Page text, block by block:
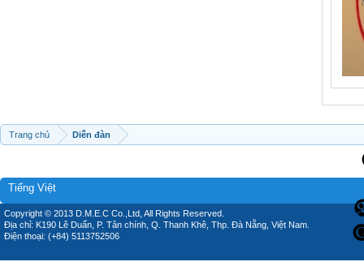
Trang chủ Diễn đàn
Tiếng Việt
Copyright © 2013 D.M.E.C Co.,Ltd, All Rights Reserved.
Địa chỉ: K190 Lê Duẩn, P. Tân chính, Q. Thanh Khê, Thp. Đà Nẵng, Việt Nam.
Điện thoại: (+84) 5113752506